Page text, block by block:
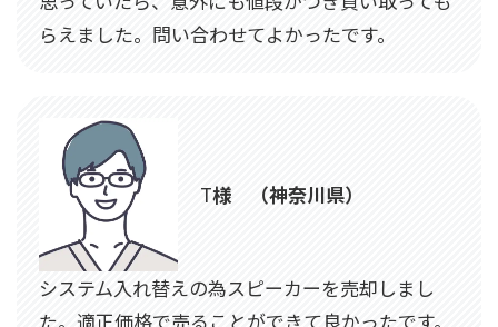
らえました。問い合わせてよかったです。
T様 （神奈川県）
システム入れ替えの為スピーカーを売却しまし
た。適正価格で売ることができて良かったです。